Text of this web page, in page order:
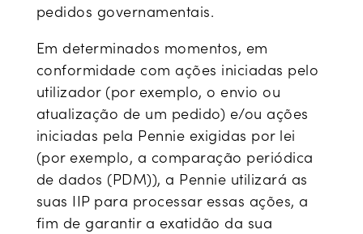
pedidos governamentais.
Em determinados momentos, em
conformidade com ações iniciadas pelo
utilizador (por exemplo, o envio ou
atualização de um pedido) e/ou ações
iniciadas pela Pennie exigidas por lei
(por exemplo, a comparação periódica
de dados (PDM)), a Pennie utilizará as
suas IIP para processar essas ações, a
fim de garantir a exatidão da sua